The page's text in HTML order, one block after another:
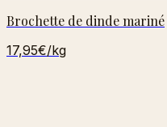
Brochette de dinde mariné
17,95€/kg